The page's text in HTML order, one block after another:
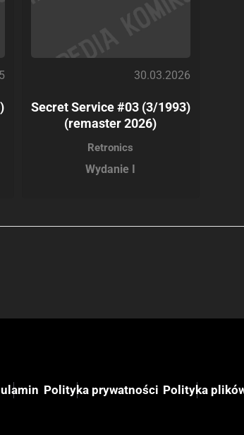
30.03.2026
Secret Service #03 (3/1993)
(remaster 2026)
Retronics
Wydanie I
Polityka prywatności Polityka